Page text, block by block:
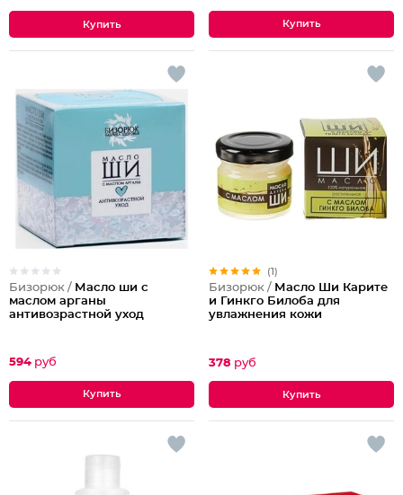
Бизорюк / Масло ши с
маслом арганы
антивозрастной уход
594 руб
(1)
Бизорюк / Масло Ши Карите
и Гинкго Билоба для
увлажнения кожи
378 руб